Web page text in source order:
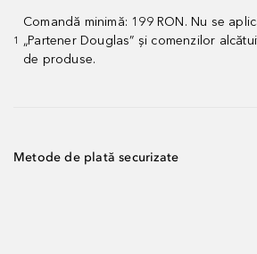
1
Comandă minimă: 199 RON. Nu se
„Partener Douglas” și comenzilor
de produse.
Metode de plată securizate